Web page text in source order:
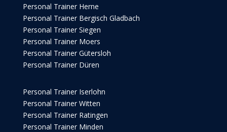
Personal Trainer Herne
Personal Trainer Bergisch Gladbach
Personal Trainer Siegen
Personal Trainer Moers
Personal Trainer Gütersloh
Personal Trainer Düren
Personal Trainer Iserlohn
Personal Trainer Witten
Personal Trainer Ratingen
Personal Trainer Minden